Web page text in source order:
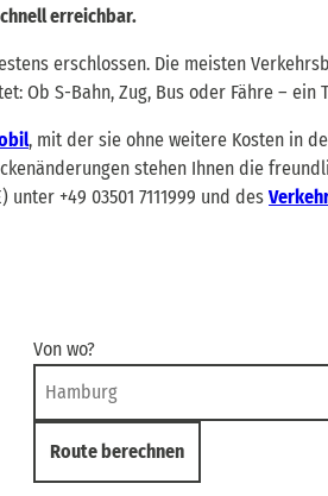
erreichbar.
erschlossen. Die meisten
Ob S-Bahn, Zug, Bus oder Fähre –
, mit der sie ohne weitere Kosten in
stehen Ihnen die
+49 03501 7111999 und des
Von wo?
Route berechnen